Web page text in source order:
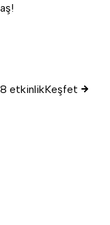
etkinlikKeşfet